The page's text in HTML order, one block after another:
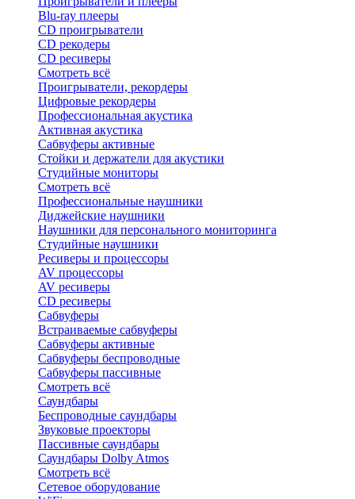
Blu-ray плееры
CD проигрыватели
CD рекодеры
CD ресиверы
Смотреть всё
Проигрыватели, рекордеры
Цифровые рекордеры
Профессиональная акустика
Активная акустика
Сабвуферы активные
Стойки и держатели для акустики
Студийные мониторы
Смотреть всё
Профессиональные наушники
Диджейские наушники
Наушники для персонального мониторинга
Студийные наушники
Ресиверы и процессоры
AV процессоры
AV ресиверы
CD ресиверы
Сабвуферы
Встраиваемые сабвуферы
Сабвуферы активные
Сабвуферы беспроводные
Сабвуферы пассивные
Смотреть всё
Саундбары
Беспроводные саундбары
Звуковые проекторы
Пассивные саундбары
Саундбары Dolby Atmos
Смотреть всё
Сетевое оборудование